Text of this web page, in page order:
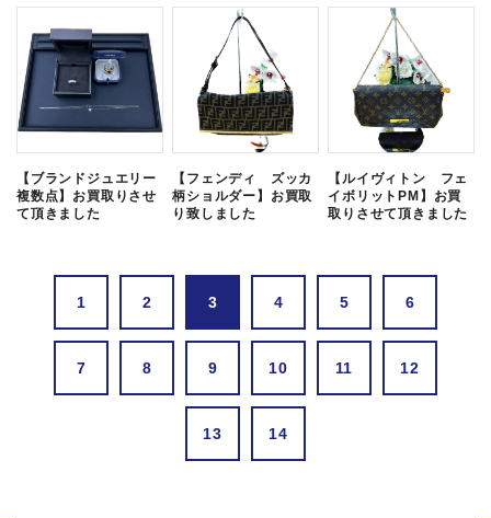
【ブランドジュエリー
複数点】お買取りさせ
て頂きました
【フェンディ ズッカ
柄ショルダー】お買取
り致しました
【ルイヴィトン フェ
イボリットPM】お買
取りさせて頂きました
1 2 3 4 5 6
7 8 9 10 11 12
13 14